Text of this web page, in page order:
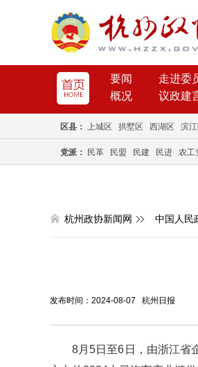
要闻 走进委
概况
议政建
区县： 上城区 拱墅区 西湖区 滨
党派： 民革 民盟 民建 民进 农工
杭州政协新闻网 中国人民
发布时间：2024-08-07 杭州日报
8月5日至6日，由浙江省